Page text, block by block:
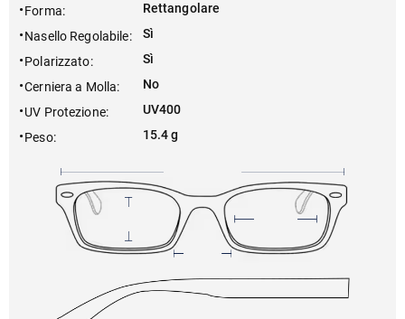
Forma:
Rettangolare
Nasello Regolabile:
Sì
Polarizzato:
Sì
Cerniera a Molla:
No
UV Protezione:
UV400
Peso: 15.4 g